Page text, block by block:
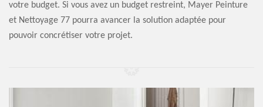
votre budget. Si vous avez un budget restreint, Mayer Peinture
et Nettoyage 77 pourra avancer la solution adaptée pour
pouvoir concrétiser votre projet.